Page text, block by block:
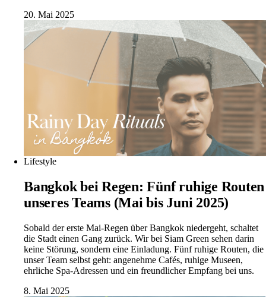
20. Mai 2025
Lifestyle
Bangkok bei Regen: Fünf ruhige Routen
unseres Teams (Mai bis Juni 2025)
Sobald der erste Mai-Regen über Bangkok niedergeht, schaltet
die Stadt einen Gang zurück. Wir bei Siam Green sehen darin
keine Störung, sondern eine Einladung. Fünf ruhige Routen, die
unser Team selbst geht: angenehme Cafés, ruhige Museen,
ehrliche Spa-Adressen und ein freundlicher Empfang bei uns.
8. Mai 2025